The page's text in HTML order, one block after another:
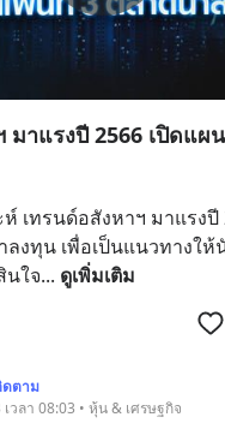
มาแรงปี 2566 เปิดแผ
เทรนด์อสังหาฯ มาแรงปี
งทุน เพื่อเป็นแนวทางใ
นใจ... ดูเพิ่มเติม
ดตาม
วลา 08:03 • หุ้น & เศรษฐกิจ